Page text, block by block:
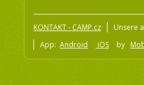
KONTAKT - CAMP.cz Unsere
App: Android iOS by